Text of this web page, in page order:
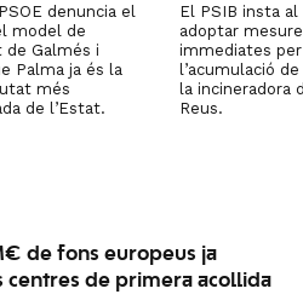
denuncia el
model de
Galmés i
Palma ja és la
més
de l’Estat.
El PSIB insta al
adoptar
immediates
l’acumulació
la incineradora
Reus.
de fons europeus ja
centres de primera acollida